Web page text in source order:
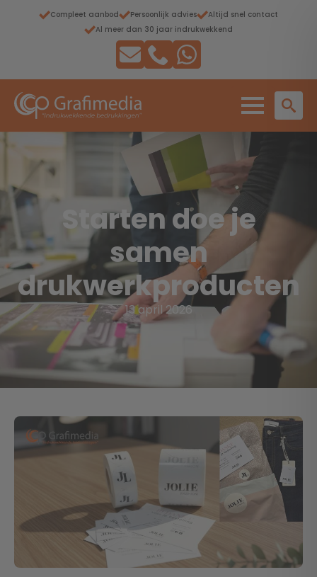
Compleet aanbod Persoonlijk advies
Altijd snel contact
Al meer dan 30 jaar indrukwekkend
Starten doe je
samen
drukwerkproducten
13 april 2026